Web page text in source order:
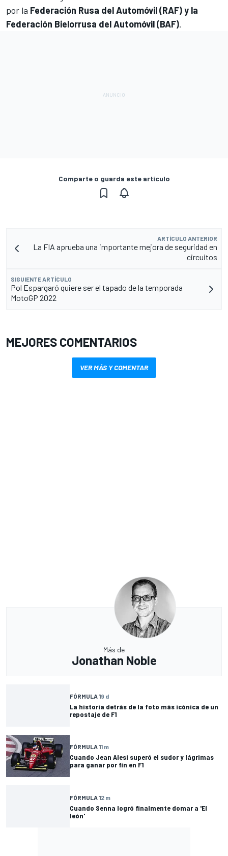
por la Federación Rusa del Automóvil (RAF) y la
Federación Bielorrusa del Automóvil (BAF).
Comparte o guarda este artículo
ARTÍCULO ANTERIOR
La FIA aprueba una importante mejora de seguridad en
circuitos
SIGUIENTE ARTÍCULO
Pol Espargaró quiere ser el tapado de la temporada
MotoGP 2022
MEJORES COMENTARIOS
VER MÁS Y COMENTAR
Más de
Jonathan Noble
FÓRMULA 19 d
La historia detrás de la foto más icónica de un
repostaje de F1
FÓRMULA 11 m
Cuando Jean Alesi superó el sudor y lágrimas
para ganar por fin en F1
FÓRMULA 12 m
Cuando Senna logró finalmente domar a 'El
león'